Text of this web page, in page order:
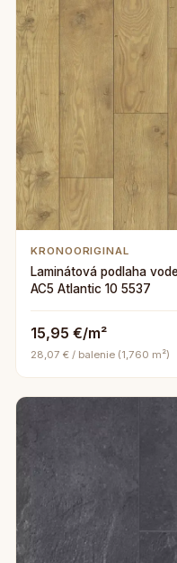
KRONOORIGINAL
Laminátová podlaha
AC5 Atlantic 10 5537
15,95 €/m²
28,07 € / balenie (1,760 m²)